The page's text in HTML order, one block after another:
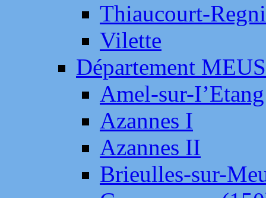
Thiaucourt-
Vilette
Département
Amel-sur-
Azannes I
Azannes II
Brieulles-sur-